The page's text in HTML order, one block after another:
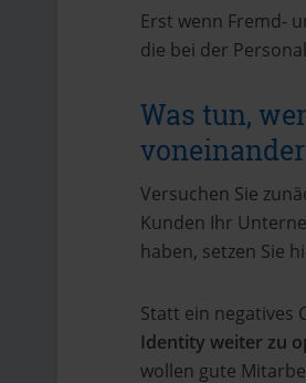
Erst wenn Fremd-
die bei der
Was tun,
Versuchen Sie
Kunden Ihr
haben, setzen Sie
Statt ein negatives
Identity weiter zu
wollen gute